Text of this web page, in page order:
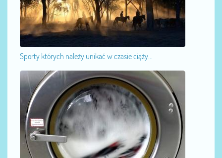
Sporty których należy unikać w czasie ciąży...